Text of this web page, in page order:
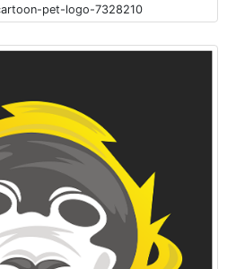
pet-logo-7328210